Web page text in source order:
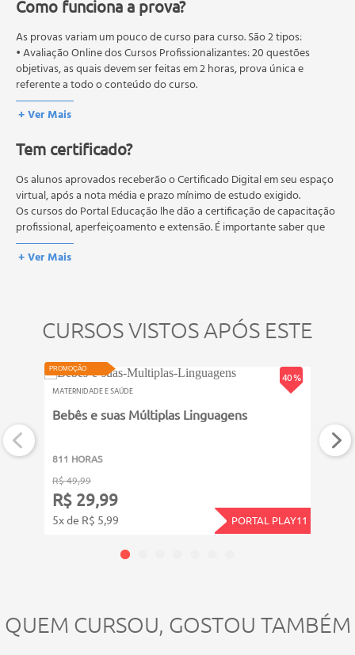
Como funciona a prova?
As provas variam um pouco de curso para curso. São 2 tipos:
• Avaliação Online dos Cursos Profissionalizantes: 20 questões
objetivas, as quais devem ser feitas em 2 horas, prova única e
referente a todo o conteúdo do curso.
• Avaliação Online dos Cursos Livres: 10 questões objetivas, as quais
devem ser feitas em 1 hora, prova única e referente a todo o
Os estudos, atividades e avaliações devem ser feitos dentro do
A média final deve ser igual ou superior a 60%para a conclusão e
recebimento do certificado digital do curso. Em caso de reprovação,
o aluno poderá realizar novamente a prova dentro do período do
curso quantas vezes desejar. Os cursos gratuitos não possuem nova
prova, atividades reflexivas e descritivas.
+ Ver Mais
Tem certificado?
Os alunos aprovados receberão o Certificado Digital em seu espaço
virtual, após a nota média e prazo mínimo de estudo exigido.
Os cursos do Portal Educação lhe dão a certificação de capacitação
profissional, aperfeiçoamento e extensão. É importante saber que
esses títulos não se equivalem às certificações de cursos técnicos ou
de formação escolar, e não dão o direito de assumir
+ Ver Mais
CURSOS VISTOS APÓS ESTE
40 %
PROMOÇÃO
MATERNIDADE E SAÚDE
Bebês e suas Múltiplas Linguagens
811 HORAS
R$ 49,99
R$ 29,99
5x de R$ 5,99 PORTAL PLAY11
3011
QUEM CURSOU, GOSTOU TAMBÉM